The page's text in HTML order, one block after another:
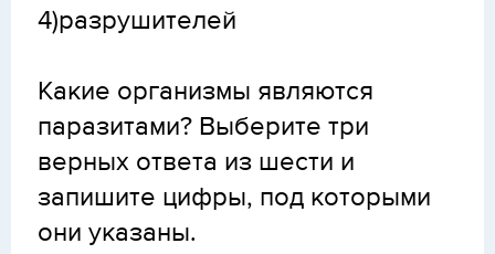
4)разрушителей
Какие организмы являются
паразитами? Выберите три
верных ответа из шести и
запишите цифры, под которыми
они указаны.